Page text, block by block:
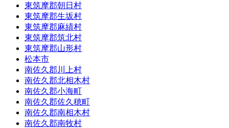
東筑摩郡朝日村
東筑摩郡生坂村
東筑摩郡麻績村
東筑摩郡筑北村
東筑摩郡山形村
松本市
南佐久郡川上村
南佐久郡北相木村
南佐久郡小海町
南佐久郡佐久穂町
南佐久郡南相木村
南佐久郡南牧村